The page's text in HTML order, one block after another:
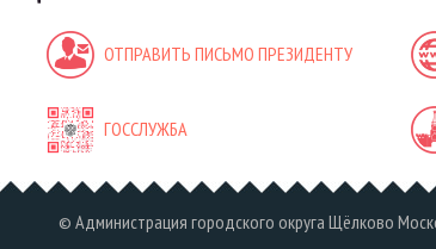
ОТПРАВИТЬ ПИСЬМО ПРЕЗИДЕНТУ
ГОССЛУЖБА
© Администрация городского округа Щёлково